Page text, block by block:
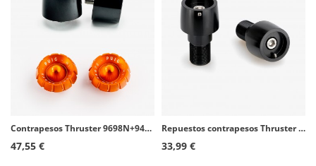
Contrapesos Thruster 9698N+9420T Puig color Naranja para Benelli Leoncino 125/250/500/800
47,55 €
Repuestos contrapesos Thruster Puig para Aprilia Tuono V4 1100 (25-26), Yamaha T-MAX 560 (20-26)
33,99 €